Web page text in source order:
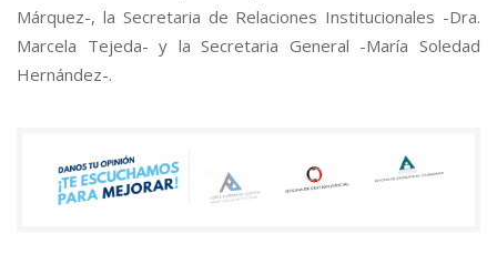
Márquez-, la Secretaria de Relaciones Institucionales -Dra.
Marcela Tejeda- y la Secretaria General -María Soledad
Hernández-.